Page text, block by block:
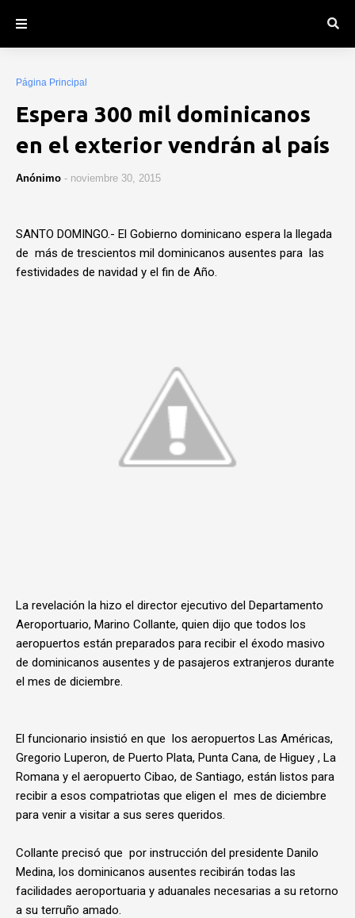
Página Principal
Espera 300 mil dominicanos
en el exterior vendrán al país
Anónimo - noviembre 30, 2015
SANTO DOMINGO.- El Gobierno dominicano espera la llegada
de más de trescientos mil dominicanos ausentes para las
festividades de navidad y el fin de Año.
La revelación la hizo el director ejecutivo del Departamento
Aeroportuario, Marino Collante, quien dijo que todos los
aeropuertos están preparados para recibir el éxodo masivo
de dominicanos ausentes y de pasajeros extranjeros durante
el mes de diciembre.
El funcionario insistió en que los aeropuertos Las Américas,
Gregorio Luperon, de Puerto Plata, Punta Cana, de Higuey , La
Romana y el aeropuerto Cibao, de Santiago, están listos para
recibir a esos compatriotas que eligen el mes de diciembre
para venir a visitar a sus seres queridos.
Collante precisó que por instrucción del presidente Danilo
Medina, los dominicanos ausentes recibirán todas las
facilidades aeroportuaria y aduanales necesarias a su retorno
a su terruño amado.